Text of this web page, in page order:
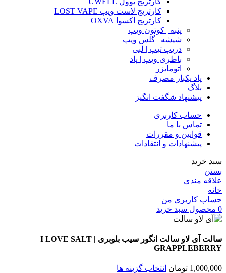
کارتریج لاست ویپ LOST VAPE
کارتریج اکسوا OXVA
پنبه | کوتون ویپ
شیشه | گلس ویپ
دریپ تیپ | لبی
باطری ویپ | پاد
اتومایزر
پاد یکبار مصرف
بلاگ
پیشنهاد شگفت انگیز
حساب کاربری
تماس با ما
قوانین و مقررات
پیشنهادات و انتقادات
سبد خرید
بستن
علاقه مندی
خانه
حساب کاربری من
0 محصول سبد خرید
سالت آی لاو سالت انگور سیب بلوبری | I LOVE SALT
GRAPPLEBERRY
1,000,000 تومان انتخاب گزینه ها